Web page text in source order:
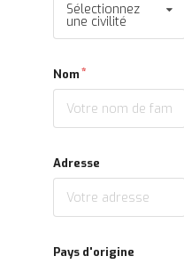
Sélectionnez
une civilité
Nom
Adresse
Pays d'origine